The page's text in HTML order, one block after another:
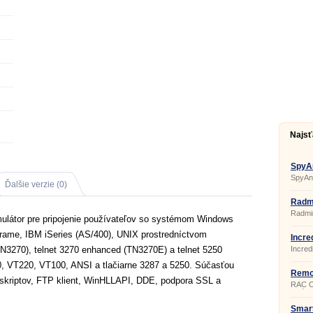
Ďalšie verzie (0)
pre pripojenie používateľov so systémom Windows
IBM iSeries (AS/400), UNIX prostredníctvom
telnet 3270 enhanced (TN3270E) a telnet 5250
VT220, VT100, ANSI a tlačiarne 3287 a 5250. Súčasťou
FTP klient, WinHLLAPI, DDE, podpora SSL a
cez
LAN.
RAC